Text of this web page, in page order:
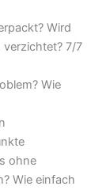
Wird
verzichtet? 7/7
Wie
ohne
Wie einfach